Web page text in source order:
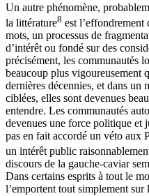
Un autre phénomène,
la littérature8 est l’effondrement
mots, un processus de
d’intérêt ou fondé sur des
précisément, les communautés
beaucoup plus vigoureusement
dernières décennies, et dans un
ciblées, elles sont devenues
entendre. Les communautés
devenues une force politique et
pas en fait accordé un véto aux
un intérêt public
discours de la gauche-caviar
Dans certains esprits à tout le
l’emportent tout simplement